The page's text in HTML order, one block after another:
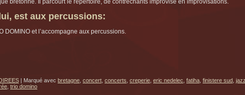
est aux percussions:
et l’accompagne aux percussions.
| Marqué avec bretagne concert concerts creperie eric nedelec fatiha finistere sud jazz
trio domino